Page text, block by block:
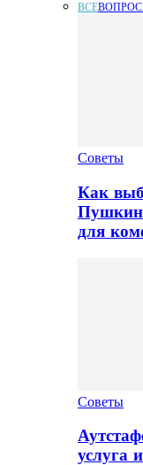
ВСЕ
Советы
Как
для
Советы
услуга